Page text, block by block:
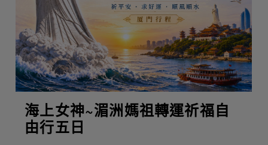
海上女神~湄洲媽祖轉運祈福自
由行五日